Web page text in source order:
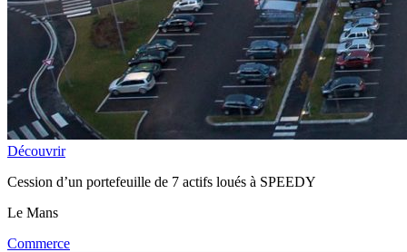
Découvrir
Cession d’un portefeuille de 7 actifs loués à SPEEDY
Le Mans
Commerce